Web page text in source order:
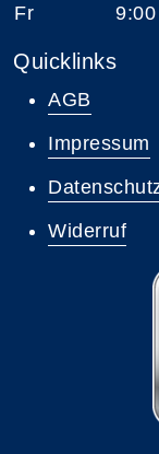
Fr
Quicklinks
AGB
Impressum
Widerruf